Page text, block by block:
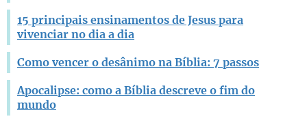
15 principais ensinamentos de Jesus para
vivenciar no dia a dia
Como vencer o desânimo na Bíblia: 7 passos
Apocalipse: como a Bíblia descreve o fim do
mundo